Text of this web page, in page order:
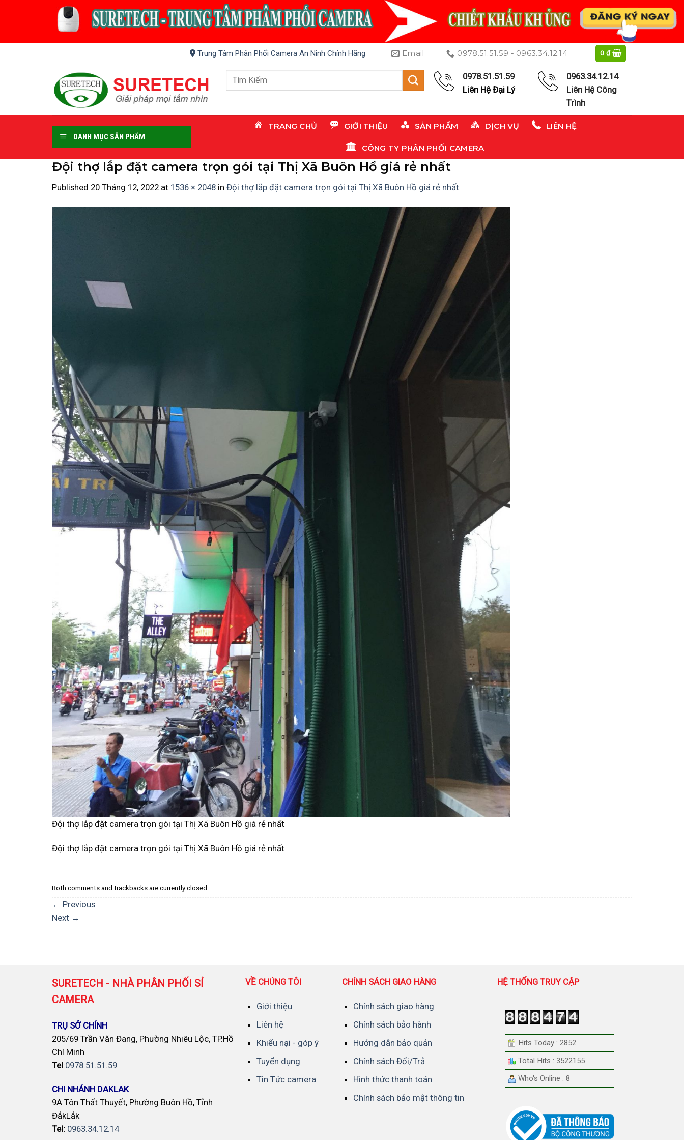
Trung Tâm Phân Phối Camera An Ninh Chính Hãng Email 0978.51.51.59 - 0963.34.12.14 0₫
Tìm
0978.51.51.59
Liên Hệ Đại Lý
0963.34.12.14
Liên Hệ Công
Trình
DANH MỤC SẢN PHẨM
TRANG CHỦ GIỚI THIỆU SẢN PHẨM DỊCH VỤ LIÊN HỆ
CÔNG TY PHÂN PHỐI CAMERA
Đội thợ lắp đặt camera trọn gói tại Thị Xã Buôn Hồ giá rẻ nhất
Published 20 Tháng 12, 2022 at 1536 × 2048 in Đội thợ lắp đặt camera trọn gói tại Thị Xã Buôn Hồ giá rẻ nhất
Đội thợ lắp đặt camera trọn gói tại Thị Xã Buôn Hồ giá rẻ nhất
Đội thợ lắp đặt camera trọn gói tại Thị Xã Buôn Hồ giá rẻ nhất
Both comments and trackbacks are currently closed.
← Previous
Next →
SURETECH - NHÀ PHÂN PHỐI SỈ
CAMERA
TRỤ SỞ CHÍNH
205/69 Trần Văn Đang, Phường Nhiêu Lộc, TP.Hồ
Chí Minh
Tel:0978.51.51.59
CHI NHÁNH DAKLAK
9A Tôn Thất Thuyết, Phường Buôn Hồ, Tỉnh
ĐắkLắk
Tel: 0963.34.12.14
VỀ CHÚNG TÔI
Giới thiệu
Liên hệ
Khiếu nại - góp ý
Tuyển dụng
Tin Tức camera
CHÍNH SÁCH GIAO HÀNG
Chính sách giao hàng
Chính sách bảo hành
Hướng dẫn bảo quản
Chính sách Đổi/Trả
Hình thức thanh toán
Chính sách bảo mật thông tin
HỆ THỐNG TRUY CẬP
Hits Today : 2852
Total Hits : 3522155
Who's Online : 8